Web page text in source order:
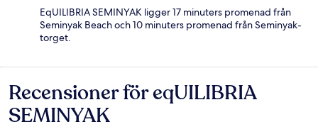
EqUILIBRIA SEMINYAK ligger 17 minuters promenad från
Seminyak Beach och 10 minuters promenad från Seminyak-
torget.
Recensioner
Recensioner för eqUILIBRIA
SEMINYAK